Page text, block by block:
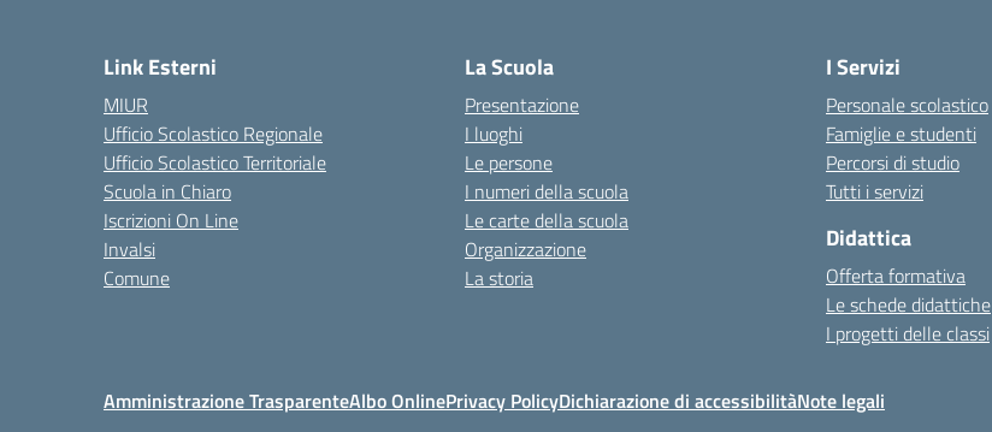
Link Esterni
MIUR
Ufficio Scolastico Regionale
Ufficio Scolastico Territoriale
Scuola in Chiaro
Iscrizioni On Line
Invalsi
Comune
La Scuola
Presentazione
I luoghi
Le persone
I numeri della scuola
Le carte della scuola
Organizzazione
La storia
I Servizi
Personale scolastico
Famiglie e studenti
Percorsi di studio
Tutti i servizi
Didattica
Offerta formativa
Le schede didattiche
I progetti delle classi
Amministrazione TrasparenteAlbo OnlinePrivacy PolicyDichiarazione di accessibilitàNote legali